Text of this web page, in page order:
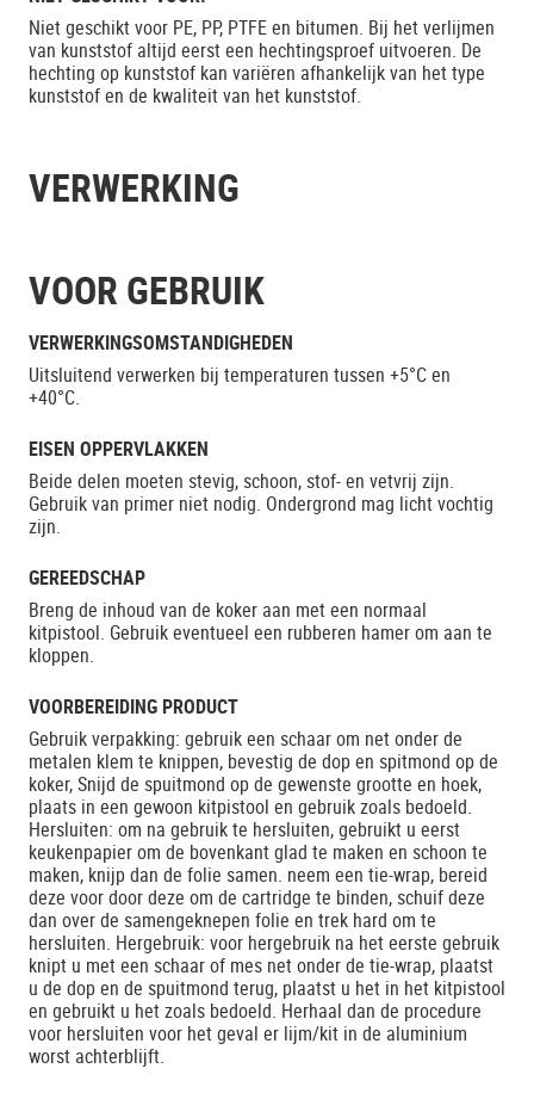
Niet geschikt voor PE, PP, PTFE en bitumen. Bij het verlijmen
van kunststof altijd eerst een hechtingsproef uitvoeren. De
hechting op kunststof kan variëren afhankelijk van het type
kunststof en de kwaliteit van het kunststof.
VERWERKING
VOOR GEBRUIK
VERWERKINGSOMSTANDIGHEDEN
Uitsluitend verwerken bij temperaturen tussen +5°C en
+40°C.
EISEN OPPERVLAKKEN
Beide delen moeten stevig, schoon, stof- en vetvrij zijn.
Gebruik van primer niet nodig. Ondergrond mag licht vochtig
zijn.
GEREEDSCHAP
Breng de inhoud van de koker aan met een normaal
kitpistool. Gebruik eventueel een rubberen hamer om aan te
kloppen.
VOORBEREIDING PRODUCT
Gebruik verpakking: gebruik een schaar om net onder de
metalen klem te knippen, bevestig de dop en spitmond op de
koker, Snijd de spuitmond op de gewenste grootte en hoek,
plaats in een gewoon kitpistool en gebruik zoals bedoeld.
Hersluiten: om na gebruik te hersluiten, gebruikt u eerst
keukenpapier om de bovenkant glad te maken en schoon te
maken, knijp dan de folie samen. neem een tie-wrap, bereid
deze voor door deze om de cartridge te binden, schuif deze
dan over de samengeknepen folie en trek hard om te
hersluiten. Hergebruik: voor hergebruik na het eerste gebruik
knipt u met een schaar of mes net onder de tie-wrap, plaatst
u de dop en de spuitmond terug, plaatst u het in het kitpistool
en gebruikt u het zoals bedoeld. Herhaal dan de procedure
voor hersluiten voor het geval er lijm/kit in de aluminium
worst achterblijft.